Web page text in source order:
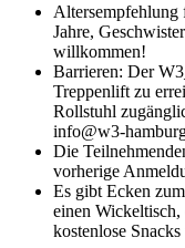
Altersempfehlung
Jahre,
willkommen!
Barrieren: Der
Treppenlift zu
Rollstuhl
info@w3-
Die
vorherige
Es gibt Ecken
einen
kostenlose